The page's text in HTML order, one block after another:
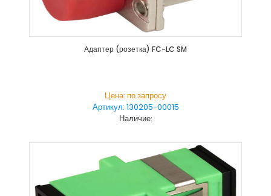
Адаптер (розетка) FC-LC SM
Цена: по запросу
Артикул: 130205-00015
Наличие: